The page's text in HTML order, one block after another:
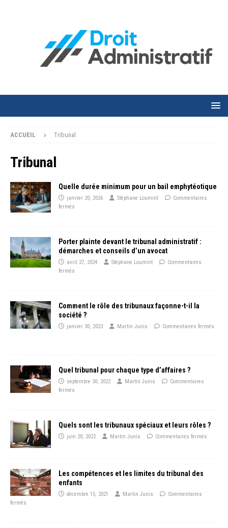
ACCUEIL Tribunal
Tribunal
Quelle durée minimum pour un bail emphytéotique
janvier 20, 2026 Stéphane Loumint
Commentaires
fermés
Porter plainte devant le tribunal administratif :
démarches et conseils d’un avocat
avril 27, 2024 Stéphane Loumint
Commentaires
fermés
Comment le rôle des tribunaux façonne-t-il la
société ?
janvier 30, 2023 Martin Junis Commentaires fermés
Quel tribunal pour chaque type d’affaires ?
septembre 30, 2022 Martin Junis
Commentaires
fermés
Quels sont les tribunaux spéciaux et leurs rôles ?
juin 20, 2022 Martin Junis Commentaires fermés
Les compétences et les limites du tribunal des
enfants
décembre 15, 2021 Martin Junis
Commentaires
fermés